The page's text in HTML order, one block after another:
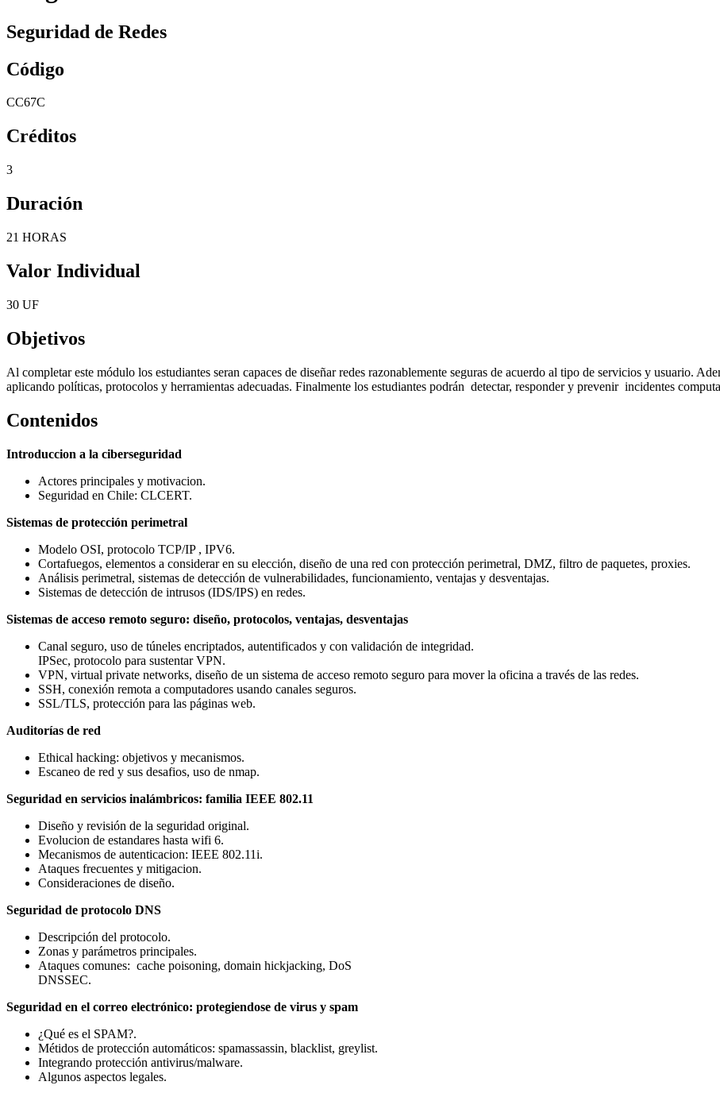
Seguridad de Redes
Código
CC67C
Créditos
3
Duración
21 HORAS
Valor Individual
30 UF
Objetivos
Al completar este módulo los estudiantes seran capaces de diseñar redes razonablemente seguras de acuerdo al tipo de servicios y usuario.
aplicando políticas, protocolos y herramientas adecuadas. Finalmente los estudiantes podrán detectar, responder y prevenir incidentes
Contenidos
Introduccion a la ciberseguridad
Actores principales y motivacion.
Seguridad en Chile: CLCERT.
Sistemas de protección perimetral
Modelo OSI, protocolo TCP/IP , IPV6.
Cortafuegos, elementos a considerar en su elección, diseño de una red con protección perimetral, DMZ, filtro de paquetes, proxies.
Análisis perimetral, sistemas de detección de vulnerabilidades, funcionamiento, ventajas y desventajas.
Sistemas de detección de intrusos (IDS/IPS) en redes.
Sistemas de acceso remoto seguro: diseño, protocolos, ventajas, desventajas
Canal seguro, uso de túneles encriptados, autentificados y con validación de integridad.
IPSec, protocolo para sustentar VPN.
VPN, virtual private networks, diseño de un sistema de acceso remoto seguro para mover la oficina a través de las redes.
SSH, conexión remota a computadores usando canales seguros.
SSL/TLS, protección para las páginas web.
Auditorías de red
Ethical hacking: objetivos y mecanismos.
Escaneo de red y sus desafios, uso de nmap.
Seguridad en servicios inalámbricos: familia IEEE 802.11
Diseño y revisión de la seguridad original.
Evolucion de estandares hasta wifi 6.
Mecanismos de autenticacion: IEEE 802.11i.
Ataques frecuentes y mitigacion.
Consideraciones de diseño.
Seguridad de protocolo DNS
Descripción del protocolo.
Zonas y parámetros principales.
Ataques comunes: cache poisoning, domain hickjacking, DoS
DNSSEC.
Seguridad en el correo electrónico: protegiendose de virus y spam
¿Qué es el SPAM?.
Métidos de protección automáticos: spamassassin, blacklist, greylist.
Integrando protección antivirus/malware.
Algunos aspectos legales.